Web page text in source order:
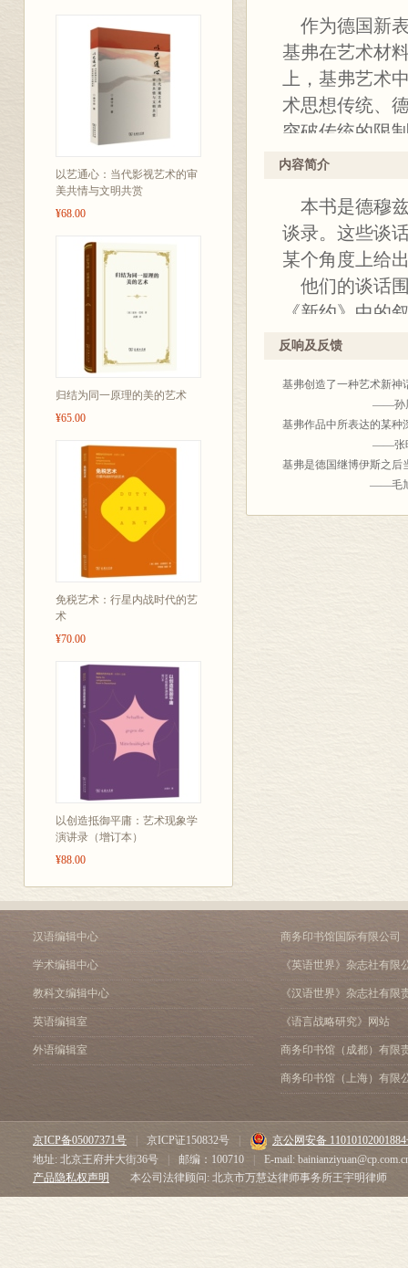
以艺通心：当代影视艺术的审
美共情与文明共赏
¥68.00
归结为同一原理的美的艺术
¥65.00
免税艺术：行星内战时代的艺
术
¥70.00
以创造抵御平庸：艺术现象学
演讲录（增订本）
¥88.00
作为德国新
基弗在艺术材
上，基弗艺术
术思想传统、
突破传统的限
灰烬、感光乳
密切先关。本
入探讨他的艺
纱，探索他的
内容简介
本书是德穆兹
谈录。这些谈
某个角度上给
他们的谈话
《新约》中的
物的复返或轮
的“回应”。因
了他的艺术学
的视角来考察
反响及反馈
基弗创造了一种艺术新神
——孙周兴（同济
基弗作品中所表达的某种
——张晓刚(艺术家
基弗是德国继博伊斯之后
——毛旭辉(艺术家，
汉语编辑中心
学术编辑中心
教科文编辑中心
英语编辑室
外语编辑室
商务印书馆国际有限公司
《英语世界》杂志社有限
《汉语世界》杂志社有限
《语言战略研究》网站
商务印书馆（成都）有限
商务印书馆（上海）有限
京ICP备05007371号 京ICP证150832号
京公网安备
地址: 北京王府井大街36号
邮编：100710
E-mail:
产品隐私权声明
本公司法律顾问: 北京市万慧达律师事务所王宇明律师